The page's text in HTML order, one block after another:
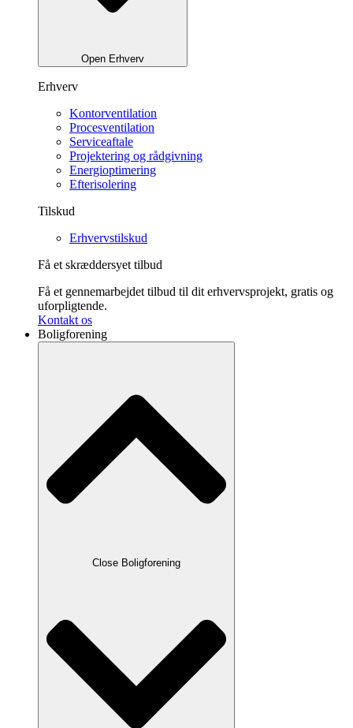
Open Erhverv
Erhverv
Kontorventilation
Procesventilation
Serviceaftale
Projektering og rådgivning
Energioptimering
Efterisolering
Tilskud
Erhvervstilskud
Få et skræddersyet tilbud
Få et gennemarbejdet tilbud til dit erhvervsprojekt, gratis og
uforpligtende.
Kontakt os
Boligforening
Close Boligforening